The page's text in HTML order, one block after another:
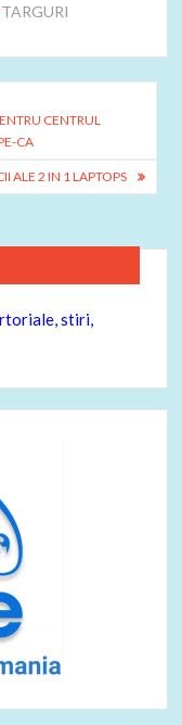
TARGURI
CENTRUL
CA
ALE 2 IN 1 LAPTOPS
stiri,